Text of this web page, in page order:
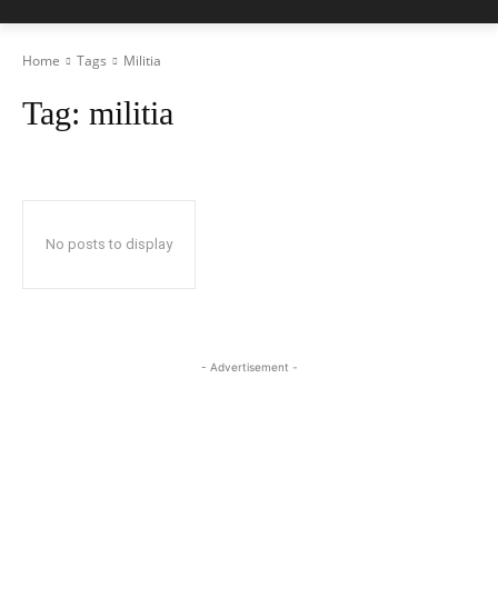
Home Tags Militia
Tag: militia
No posts to display
- Advertisement -